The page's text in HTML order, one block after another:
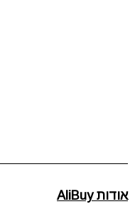
אודות AliBuy